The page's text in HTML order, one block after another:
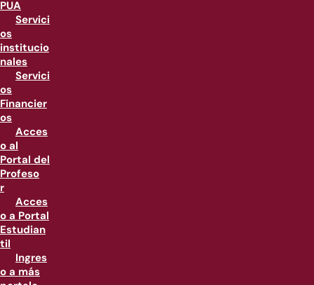
PUA
Servici
os
institucio
nales
Servici
os
Financier
os
Acces
o al
Portal del
Profeso
r
Acces
o a Portal
Estudian
til
Ingres
o a más